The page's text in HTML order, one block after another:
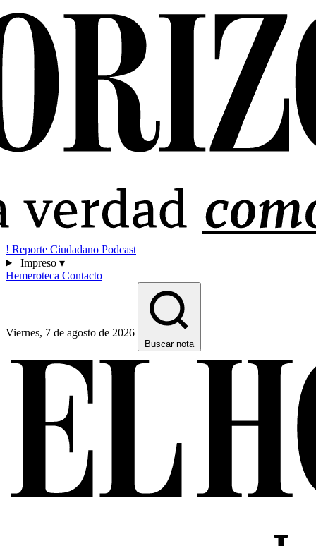
! Reporte Ciudadano Podcast
Impreso ▾
Hemeroteca Contacto
Viernes, 7 de agosto de 2026
Buscar nota